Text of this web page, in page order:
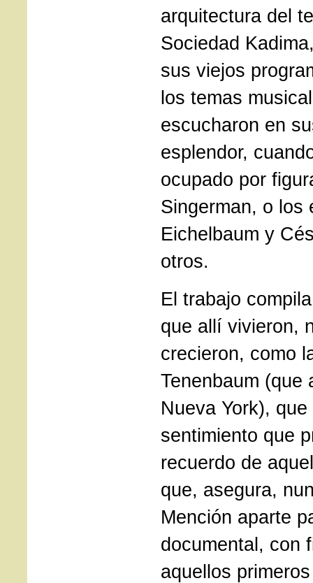
arquitectura del
Sociedad
sus viejos
los temas
escucharon en
esplendor,
ocupado por
Singerman, o los
Eichelbaum y
otros.
El trabajo
que allí vivieron,
crecieron, como
Tenenbaum (que
Nueva York),
sentimiento que
recuerdo de
que, asegura,
Mención aparte
documental, con
aquellos